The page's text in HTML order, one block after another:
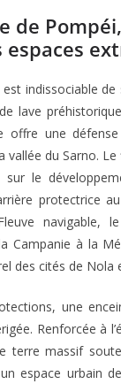
de
indissociable
lave
offre une
vallée du Sarno.
le
protectrice
navigable,
Campanie à la
des cités de Nola
une
Renforcée à
terre massif
espace urbain